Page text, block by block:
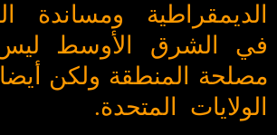
الديمقراطية ومساندة
في الشرق الأوسط
مصلحة المنطقة ولكن
الولايات المتحدة.